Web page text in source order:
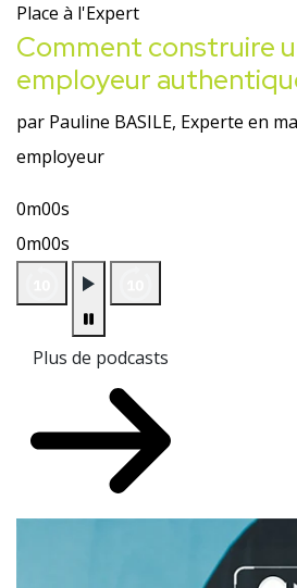
Place à l'Expert
Comment construire
employeur
par Pauline BASILE, Experte en
employeur
0m00s
0m00s
Plus de podcasts